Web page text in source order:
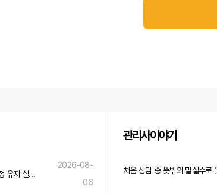
테라피스트 업무 집중력 회복과 심리적 안정 유지 실무 전략
2026-08-
06
관리사이야기
처음 상담 중 뜻밖의 말실수로